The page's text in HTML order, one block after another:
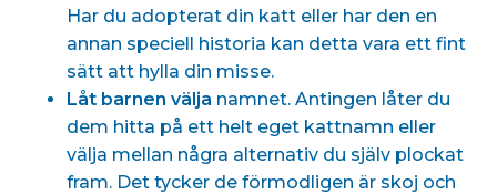
Har du adopterat din katt eller har den en
annan speciell historia kan detta vara ett fint
sätt att hylla din misse.
Låt barnen välja namnet. Antingen låter du
dem hitta på ett helt eget kattnamn eller
välja mellan några alternativ du själv plockat
fram. Det tycker de förmodligen är skoj och